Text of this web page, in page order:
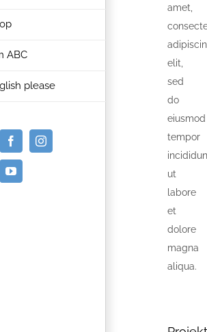
ABC
please
FacebookInstagram
YouTube
amet,
elit,
sed
do
eiusmod
tempor
ut
labore
et
dolore
magna
aliqua.